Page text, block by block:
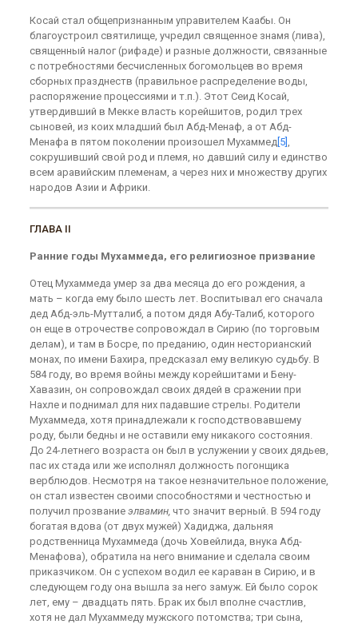
Косай стал общепризнанным управителем Каабы. Он
благоустроил святилище, учредил священное знамя (лива),
священный налог (рифаде) и разные должности, связанные
с потребностями бесчисленных богомольцев во время
сборных празднеств (правильное распределение воды,
распоряжение процессиями и т.п.). Этот Сеид Косай,
утвердивший в Мекке власть корейшитов, родил трех
сыновей, из коих младший был Абд-Менаф, а от Абд-
Менафа в пятом поколении произошел Мухаммед[5] ,
сокрушивший свой род и племя, но давший силу и единство
всем аравийским племенам, а через них и множеству других
народов Азии и Африки.
ГЛАВА II
Ранние годы Мухаммеда, его религиозное призвание
Отец Мухаммеда умер за два месяца до его рождения, а
мать – когда ему было шесть лет. Воспитывал его сначала
дед Абд-эль-Мутталиб, а потом дядя Абу-Талиб, которого
он еще в отрочестве сопровождал в Сирию (по торговым
делам), и там в Босре, по преданию, один несторианский
монах, по имени Бахира, предсказал ему великую судьбу. В
584 году, во время войны между корейшитами и Бену-
Хавазин, он сопровождал своих дядей в сражении при
Нахле и поднимал для них падавшие стрелы. Родители
Мухаммеда, хотя принадлежали к господствовавшему
роду, были бедны и не оставили ему никакого состояния.
До 24-летнего возраста он был в услужении у своих дядьев,
пас их стада или же исполнял должность погонщика
верблюдов. Несмотря на такое незначительное положение,
он стал известен своими способностями и честностью и
получил прозвание элвамин, что значит верный. В 594 году
богатая вдова (от двух мужей) Хадиджа, дальняя
родственница Мухаммеда (дочь Ховейлида, внука Абд-
Менафова), обратила на него внимание и сделала своим
приказчиком. Он с успехом водил ее караван в Сирию, и в
следующем году она вышла за него замуж. Ей было сорок
лет, ему – двадцать пять. Брак их был вполне счастлив,
хотя не дал Мухаммеду мужского потомства; три сына,